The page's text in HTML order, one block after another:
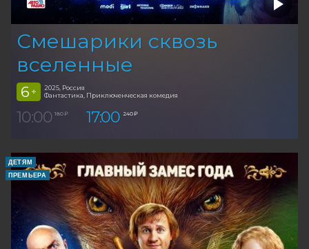
Смешарики сквозь
вселенные
6 +
2025, Россия
Фантастика, Приключенческая комедия
10:00 180 ₽ 17:00 240 ₽
ДЕТЯМ
ПРЕМЬЕРА